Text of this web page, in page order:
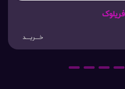
خـــریـــد
2
3
4
5